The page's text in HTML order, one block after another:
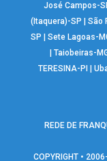
José Campos-
(Itaquera)-SP
|São
SP
|Sete Lagoas-
Taiobeiras-
TERESINA-PI
|
REDE DE
COPYRIGHT •